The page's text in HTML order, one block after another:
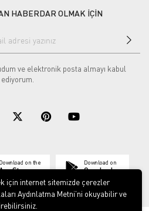
HABERDAR OLMAK İÇİN
ve elektronik posta almayı kabul
ediyorum.
Download on the
Store
Download on
Google play
için internet sitemizde çerezler
Aydınlatma Metni’ni okuyabilir ve